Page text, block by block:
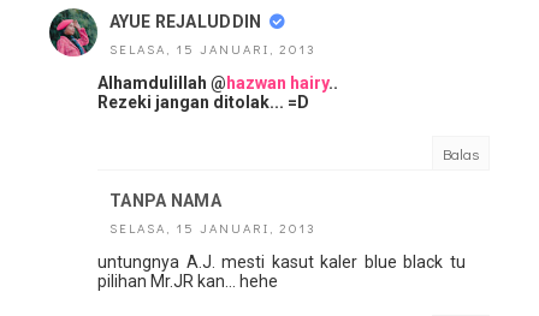
AYUE REJALUDDIN
SELASA, 15 JANUARI, 2013
Alhamdulillah @ hazwan hairy..
Rezeki jangan ditolak... =D
Balas
TANPA NAMA
SELASA, 15 JANUARI, 2013
untungnya A.J. mesti kasut kaler blue black tu
pilihan Mr.JR kan... hehe